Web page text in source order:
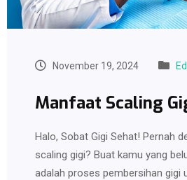
November 19, 2024
Manfaat Scaling
Halo, Sobat Gigi Sehat! Pernah
scaling gigi? Buat kamu yang
adalah proses pembersihan gigi